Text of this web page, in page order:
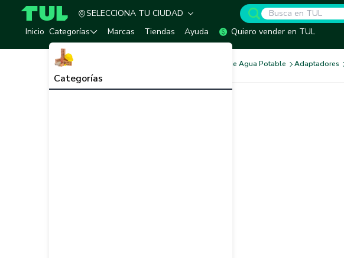
TUL - Tu Marketplace de Construcción
SELECCIONA TU CIUDAD
Inicio Categorías
Categorías
Marcas Tiendas Ayuda Quiero vender en TUL
Redes de Agua Potable Adaptadores